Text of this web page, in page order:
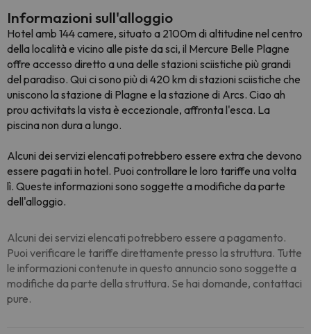
Informazioni sull'alloggio
Hotel amb 144 camere, situato a 2100m di altitudine nel centro
della località e vicino alle piste da sci, il Mercure Belle Plagne
offre accesso diretto a una delle stazioni sciistiche più grandi
del paradiso. Qui ci sono più di 420 km di stazioni sciistiche che
uniscono la stazione di Plagne e la stazione di Arcs. Ciao ah
prou activitats la vista è eccezionale, affronta l'esca. La
piscina non dura a lungo.
Alcuni dei servizi elencati potrebbero essere extra che devono
essere pagati in hotel. Puoi controllare le loro tariffe una volta
lì. Queste informazioni sono soggette a modifiche da parte
dell'alloggio.
Alcuni dei servizi elencati potrebbero essere a pagamento.
Puoi verificare le tariffe direttamente presso la struttura. Tutte
le informazioni contenute in questo annuncio sono soggette a
modifiche da parte della struttura. Se hai domande, contattaci
pure.